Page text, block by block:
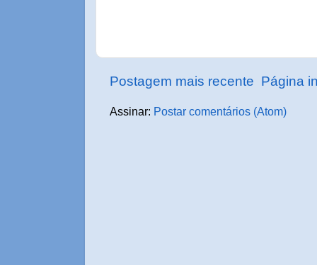
Postagem mais recente Página
Assinar: Postar comentários (Atom)